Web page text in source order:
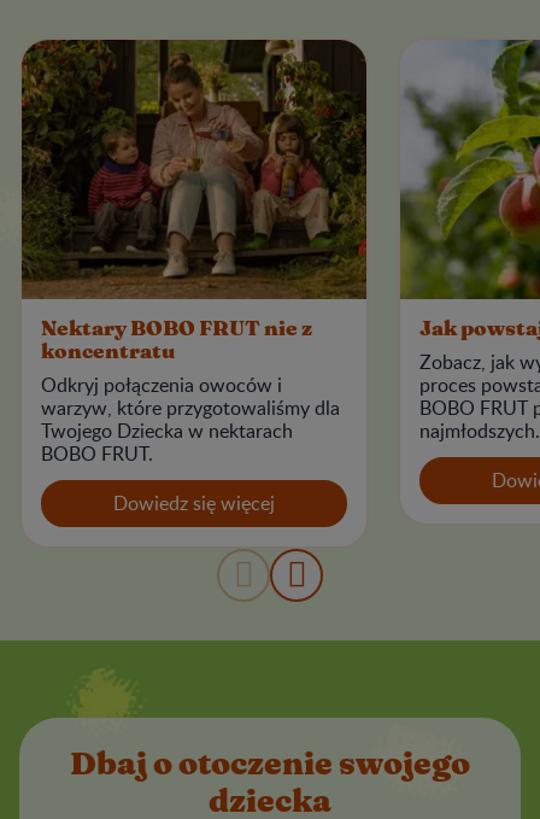
Nektary BOBO FRUT nie z
koncentratu
Odkryj połączenia owoców i
warzyw, które przygotowaliśmy dla
Twojego Dziecka w nektarach
BOBO FRUT.
Dowiedz się więcej
Jak
Zobacz, jak
proces
BOBO FRUT
najmłodszych.
Dbaj o otoczenie swojego
dziecka